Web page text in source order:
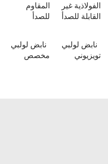
الفولاذية غير
القابلة للصدأ
المقاوم
للصدأ
نابض لولبي
تويزيوني
نابض لولبي
مخصص